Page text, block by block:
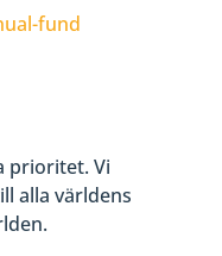
fund
prioritet. Vi
alla världens